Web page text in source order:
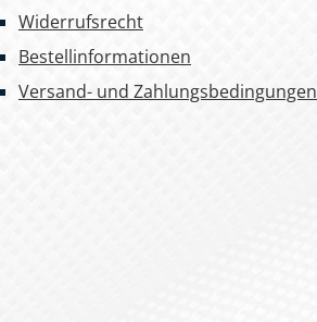
Widerrufsrecht
Bestellinformationen
Versand- und Zahlungsbedingungen